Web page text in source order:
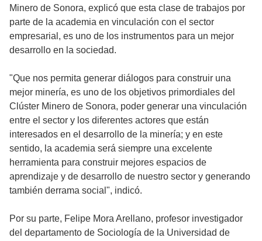
Minero de Sonora, explicó que esta clase de trabajos por
parte de la academia en vinculación con el sector
empresarial, es uno de los instrumentos para un mejor
desarrollo en la sociedad.
"Que nos permita generar diálogos para construir una
mejor minería, es uno de los objetivos primordiales del
Clúster Minero de Sonora, poder generar una vinculación
entre el sector y los diferentes actores que están
interesados en el desarrollo de la minería; y en este
sentido, la academia será siempre una excelente
herramienta para construir mejores espacios de
aprendizaje y de desarrollo de nuestro sector y generando
también derrama social", indicó.
Por su parte, Felipe Mora Arellano, profesor investigador
del departamento de Sociología de la Universidad de